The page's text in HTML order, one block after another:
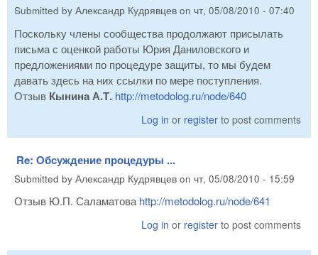
Submitted by Александр Кудрявцев on чт, 05/08/2010 - 07:40
Поскольку члены сообщества продолжают присылать
письма с оценкой работы Юрия Даниловского и
предложениями по процедуре защиты, то мы будем
давать здесь на них ссылки по мере поступления.
Отзыв Кынина А.Т. http://metodolog.ru/node/640
Log in or register to post comments
Re: Обсуждение процедуры ...
Submitted by Александр Кудрявцев on чт, 05/08/2010 - 15:59
Отзыв Ю.П. Саламатоваhttp://metodolog.ru/node/641
Log in or register to post comments